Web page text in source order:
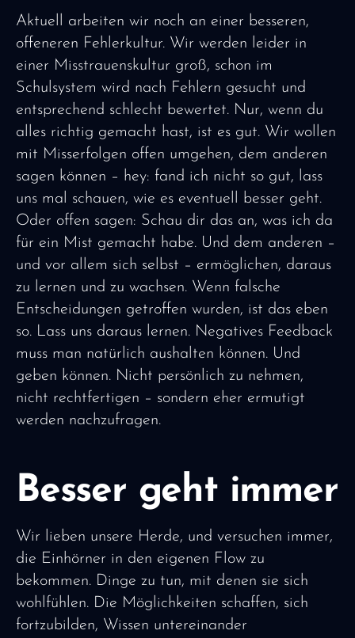
Aktuell arbeiten wir noch an einer besseren,
offeneren Fehlerkultur. Wir werden leider in
einer Misstrauenskultur groß, schon im
Schulsystem wird nach Fehlern gesucht und
entsprechend schlecht bewertet. Nur, wenn du
alles richtig gemacht hast, ist es gut. Wir wollen
mit Misserfolgen offen umgehen, dem anderen
sagen können – hey: fand ich nicht so gut, lass
uns mal schauen, wie es eventuell besser geht.
Oder offen sagen: Schau dir das an, was ich da
für ein Mist gemacht habe. Und dem anderen –
und vor allem sich selbst – ermöglichen, daraus
zu lernen und zu wachsen. Wenn falsche
Entscheidungen getroffen wurden, ist das eben
so. Lass uns daraus lernen. Negatives Feedback
muss man natürlich aushalten können. Und
geben können. Nicht persönlich zu nehmen,
nicht rechtfertigen – sondern eher ermutigt
werden nachzufragen.
Besser geht immer
Wir lieben unsere Herde, und versuchen immer,
die Einhörner in den eigenen Flow zu
bekommen. Dinge zu tun, mit denen sie sich
wohlfühlen. Die Möglichkeiten schaffen, sich
fortzubilden, Wissen untereinander